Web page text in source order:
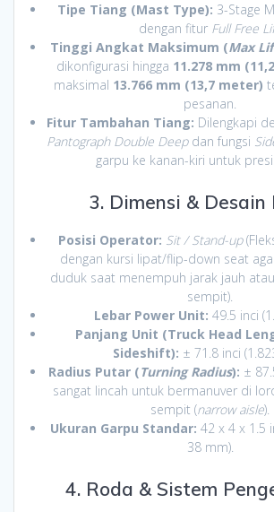
Tipe Tiang (Mast Type): 3-Stage
dengan fitur Full Free
Tinggi Angkat Maksimum (Max
dikonfigurasi hingga 11.278 mm
maksimal 13.766 mm (13,7 meter)
pesanan.
Fitur Tambahan Tiang: Dilengkapi
Pantograph Double Deepdan fungsi
garpu ke kanan-kiri untuk
3. Dimensi & Desain
Posisi Operator: Sit / Stand-up
dengan kursi lipat/flip-down seat
duduk saat menempuh jarak jauh
sempit).
Lebar Power Unit: 49.5 inci
Panjang Unit (Truck Head
Sideshift): ± 71.8 inci
Radius Putar (Turning Radius): ±
sangat lincah untuk bermanuver di
sempit (narrow aisle).
Ukuran Garpu Standar: 42 x 4 x 1.5
38 mm).
4. Roda & Sistem